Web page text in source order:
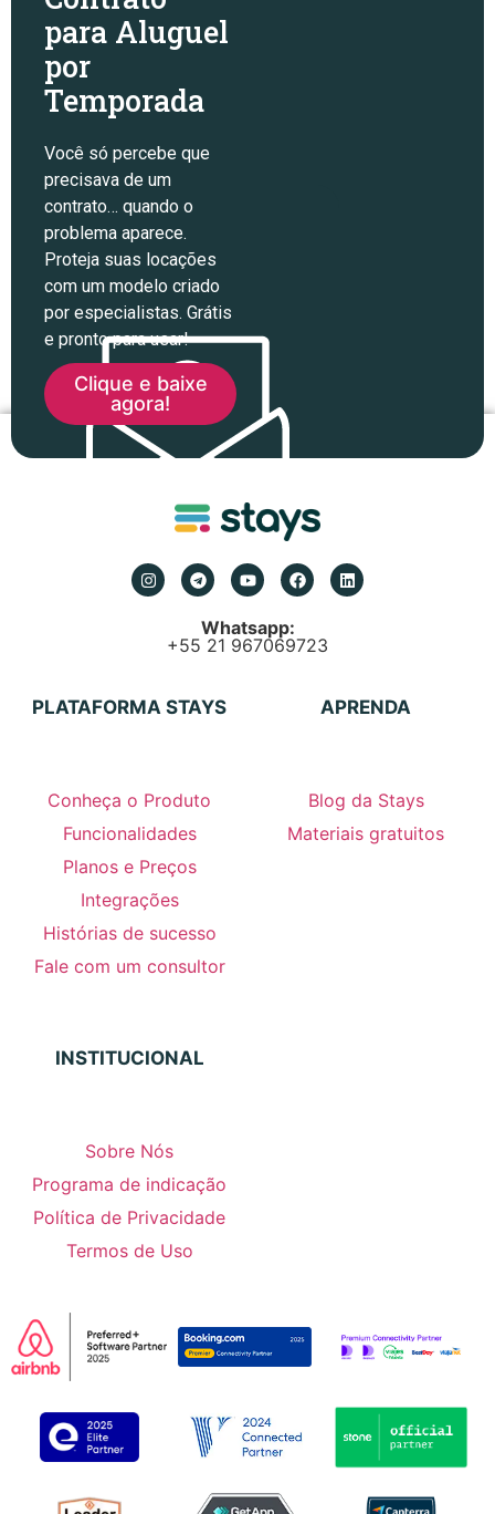
para Aluguel
por
Temporada
Você só percebe que
precisava de um
contrato… quando o
problema aparece.
Proteja suas locações
com um modelo criado
por especialistas. Grátis
e pronto para usar!
Clique e baixe
agora!
Whatsapp:
+55 21 967069723
PLATAFORMA STAYS
Conheça o Produto
Funcionalidades
Planos e Preços
Integrações
Histórias de sucesso
Fale com um consultor
APRENDA
Blog da Stays
Materiais gratuitos
INSTITUCIONAL
Sobre Nós
Programa de indicação
Política de Privacidade
Termos de Uso